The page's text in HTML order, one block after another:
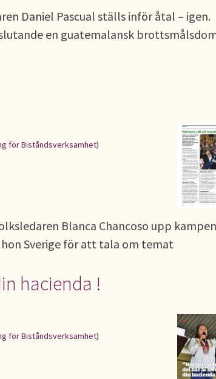
Daniel Pascual ställs inför åtal – igen.
en guatemalansk
för Biståndsverksamhet)
Blanca Chancoso upp
Sverige för att tala om temat
hacienda !
för Biståndsverksamhet)